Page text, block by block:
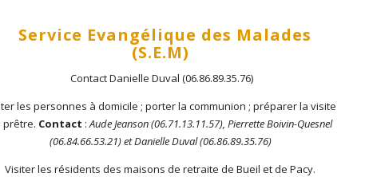
Service Evangélique des Malades
(S.E.M)
Contact Danielle Duval (06.86.89.35.76)
les personnes à domicile ; porter la communion ; préparer la visite
prêtre. Contact :Aude Jeanson (06.71.13.11.57), Pierrette Boivin-Quesnel
(06.84.66.53.21) et Danielle Duval (06.86.89.35.76)
Visiter les résidents des maisons de retraite de Bueil et de Pacy.